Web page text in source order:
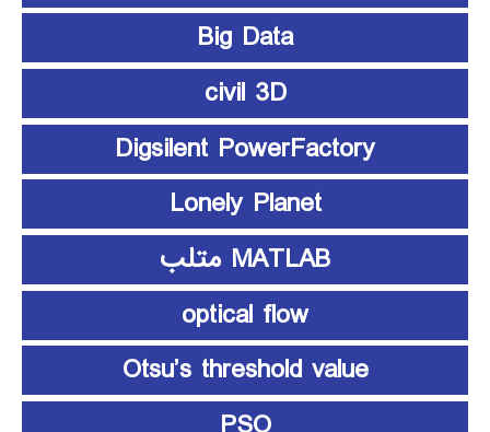
Big Data
civil 3D
Digsilent PowerFactory
Lonely Planet
MATLAB متلب
optical flow
Otsu’s threshold value